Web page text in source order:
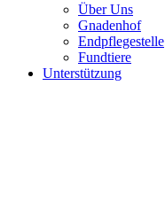
Über Uns
Gnadenhof
Endpflegestelle
Fundtiere
Unterstützung